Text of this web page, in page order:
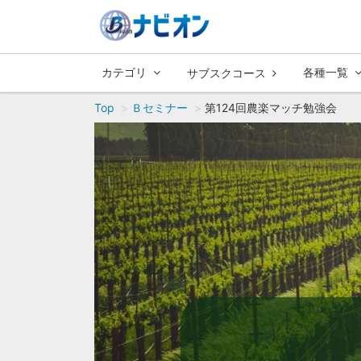
カテゴリ サブスクコース 各種一覧
Top Ｂセミナー 第124回農楽マッチ勉強会